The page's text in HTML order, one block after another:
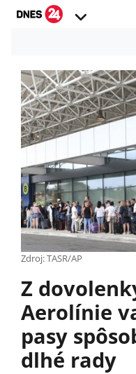
Zdroj: TASR/AP
Z
Aerolínie
pasy
dlhé rady